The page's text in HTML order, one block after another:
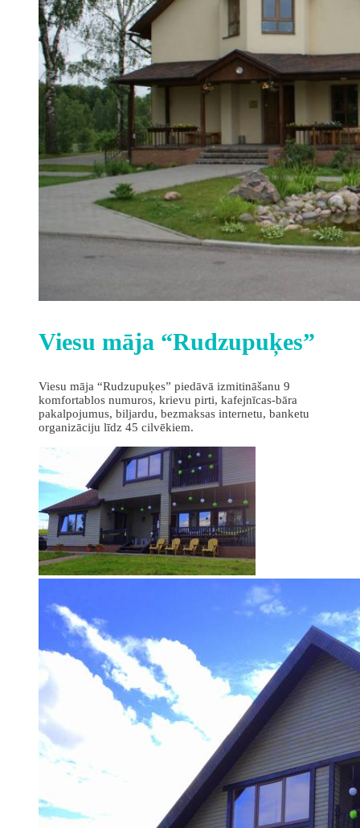
Viesu māja “Rudzupuķes”
Viesu māja “Rudzupuķes” piedāvā izmitināšanu 9
komfortablos numuros, krievu pirti, kafejnīcas-bāra
pakalpojumus, biljardu, bezmaksas internetu, banketu
organizāciju līdz 45 cilvēkiem.